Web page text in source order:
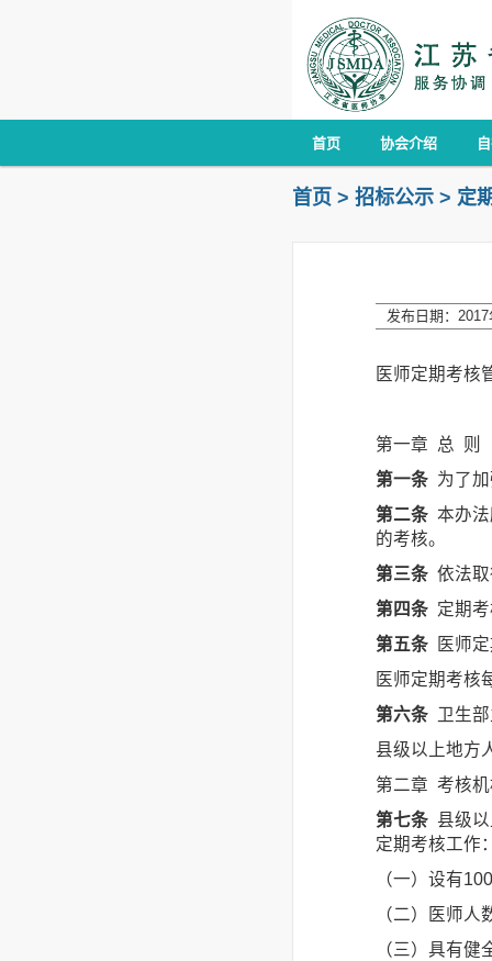
首页 协会介绍
首页 > 招标公示 > 定
发布日期：
医师定期考核
第一章 总 则
第一条 为了
第二条 本办
的考核。
第三条 依法
第四条 定期
第五条 医师
医师定期考核
第六条 卫生
县级以上地方
第二章 考核
第七条 县级
定期考核工作
（一）设有
（二）医师
（三）具有